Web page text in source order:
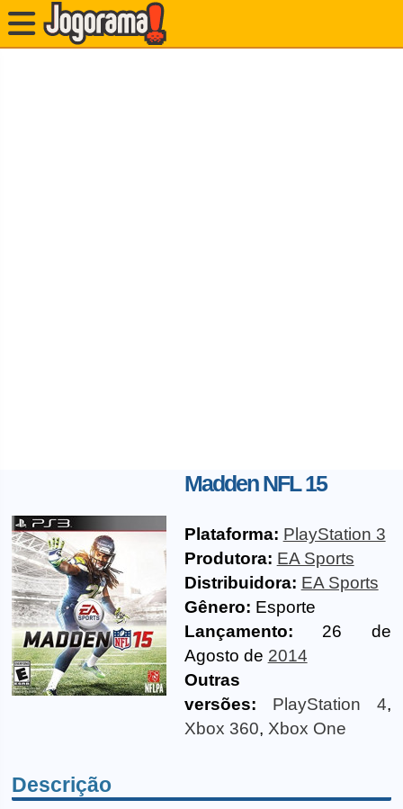
Madden NFL 15
Plataforma: PlayStation 3
Produtora: EA Sports
Distribuidora: EA Sports
Gênero: Esporte
Lançamento: 26 de
Agosto de 2014
Outras
versões:
PlayStation 4,
Xbox 360, Xbox One
Descrição